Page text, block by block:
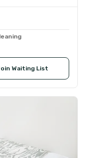
Waiting List